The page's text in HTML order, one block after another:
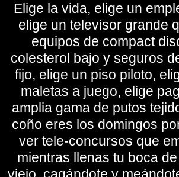
Elige la vida, elige un
elige un televisor grande
equipos de compact
colesterol bajo y seguros
fijo, elige un piso piloto,
maletas a juego, elige
amplia gama de putos
coño eres los domingos
ver tele-concursos que
mientras llenas tu boca